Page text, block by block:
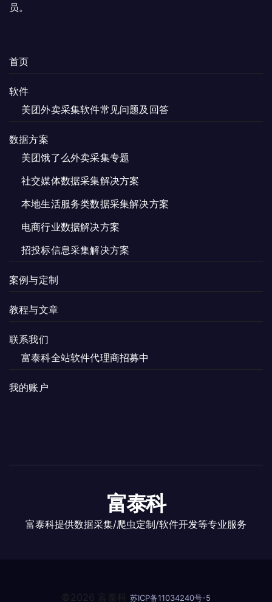
员。
首页
软件
美团外卖采集软件常见问题及回答
数据方案
美团饿了么外卖采集专题
社交媒体数据采集解决方案
本地生活服务类数据采集解决方案
电商行业数据解决方案
招投标信息采集解决方案
案例与定制
教程与文章
联系我们
富泰科全站软件代理商招募中
我的账户
富泰科
富泰科提供数据采集/爬虫定制/软件开发等专业服务
©2026 富泰科 苏ICP备11034240号-5